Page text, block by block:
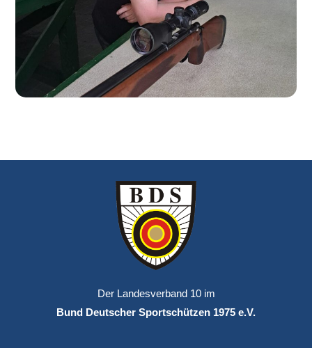
Der Landesverband 10 im
Bund Deutscher Sportschützen 1975 e.V.